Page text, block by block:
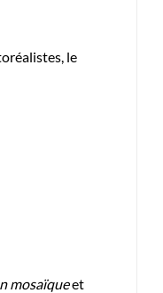
le
mosaïqueet